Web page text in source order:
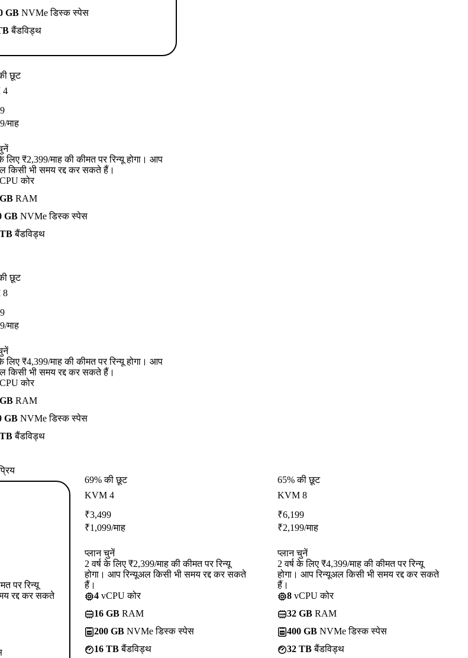
GB NVMe डिस्क स्पेस
बैंडविड्थ
छूट
4
/माह
लिए ₹2,399/माह की कीमत पर रिन्यू होगा। आप
किसी भी समय रद्द कर सकते हैं।
कोर
RAM
GB NVMe डिस्क स्पेस
बैंडविड्थ
छूट
8
/माह
लिए ₹4,399/माह की कीमत पर रिन्यू होगा। आप
किसी भी समय रद्द कर सकते हैं।
कोर
RAM
GB NVMe डिस्क स्पेस
बैंडविड्थ
पर रिन्यू
रद्द कर सकते
69% की छूट
KVM 4
₹3,499
₹1,099/माह
प्लान चुनें
2 वर्ष के लिए ₹2,399/माह की कीमत पर रिन्यू
होगा। आप रिन्यूअल किसी भी समय रद्द कर सकते
हैं।
4 vCPU कोर
16 GB RAM
200 GB NVMe डिस्क स्पेस
16 TBबैंडविड्थ
65% की छूट
KVM 8
₹6,199
₹2,199/माह
प्लान चुनें
2 वर्ष के लिए ₹4,399/माह की कीमत पर रिन्यू
होगा। आप रिन्यूअल किसी भी समय रद्द कर सकते
हैं।
8 vCPU कोर
32 GB RAM
400 GB NVMe डिस्क स्पेस
32 TBबैंडविड्थ